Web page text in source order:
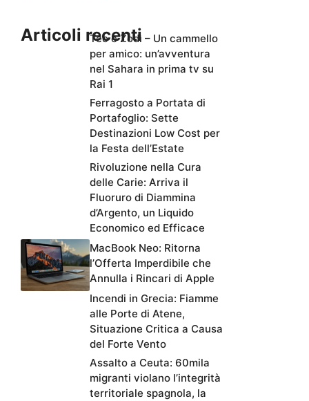
Articoli recentiTeo e Zodì – Un cammello
per amico: un’avventura
nel Sahara in prima tv su
Rai 1
Ferragosto a Portata di
Portafoglio: Sette
Destinazioni Low Cost per
la Festa dell’Estate
Rivoluzione nella Cura
delle Carie: Arriva il
Fluoruro di Diammina
d’Argento, un Liquido
Economico ed Efficace
MacBook Neo: Ritorna
l’Offerta Imperdibile che
Annulla i Rincari di Apple
Incendi in Grecia: Fiamme
alle Porte di Atene,
Situazione Critica a Causa
del Forte Vento
Assalto a Ceuta: 60mila
migranti violano l’integrità
territoriale spagnola, la